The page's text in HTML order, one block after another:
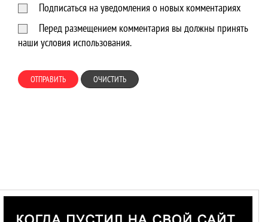
Подписаться на уведомления о новых комментариях
Перед размещением комментария вы должны принять
наши условия использования.
ОТПРАВИТЬ ОЧИСТИТЬ